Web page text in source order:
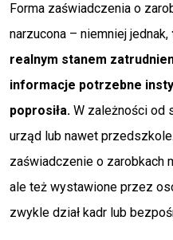
Forma zaświadczenia o
narzucona – niemniej jednak,
realnym stanem
informacje potrzebne
poprosiła. W zależności od
urząd lub nawet
zaświadczenie o zarobkach
ale też wystawione przez
zwykle dział kadr lub